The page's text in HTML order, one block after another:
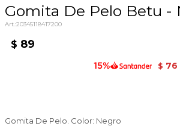
Gomita De Pelo Betu -
20345118417200
$ 89
$ 76
Gomita De Pelo. Color: Negro